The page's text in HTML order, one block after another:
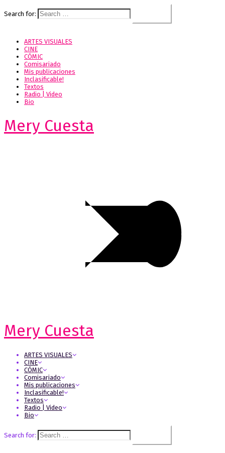
Search for:
ARTES VISUALES
CINE
CÓMIC
Comisariado
Mis publicaciones
Inclasificable!
Textos
Radio | Video
Bio
Mery Cuesta
Mery Cuesta
ARTES VISUALES
CINE
CÓMIC
Comisariado
Mis publicaciones
Inclasificable!
Textos
Radio | Video
Bio
Search for: